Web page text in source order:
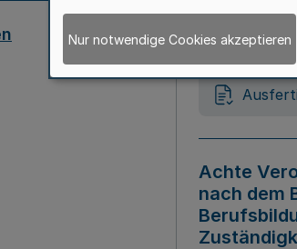
Gesetz
Achte
nach dem
Nur notwendige Cookies akzeptieren